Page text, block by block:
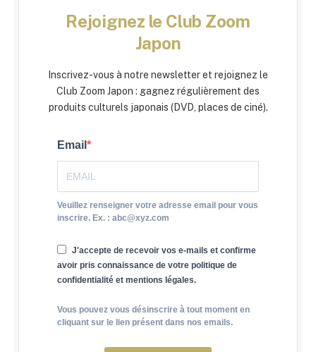
Rejoignez le Club Zoom
Japon
Inscrivez-vous à notre newsletter et rejoignez le
Club Zoom Japon : gagnez régulièrement des
produits culturels japonais (DVD, places de ciné).
Email
Veuillez renseigner votre adresse email pour vous
inscrire. Ex. : abc@xyz.com
J'accepte de recevoir vos e-mails et confirme
avoir pris connaissance de votre politique de
confidentialité et mentions légales.
Vous pouvez vous désinscrire à tout moment en
cliquant sur le lien présent dans nos emails.